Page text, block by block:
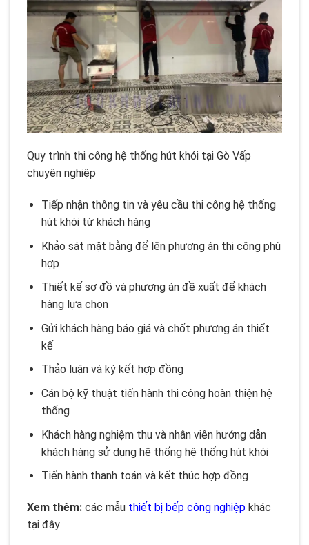
Quy trình thi công hệ thống hút khói tại Gò Vấp
chuyên nghiệp
Tiếp nhận thông tin và yêu cầu thi công hệ thống
hút khói từ khách hàng
Khảo sát mặt bằng để lên phương án thi công phù
hợp
Thiết kế sơ đồ và phương án đề xuất để khách
hàng lựa chọn
Gửi khách hàng báo giá và chốt phương án thiết
kế
Thảo luận và ký kết hợp đồng
Cán bộ kỹ thuật tiến hành thi công hoàn thiện hệ
thống
Khách hàng nghiệm thu và nhân viên hướng dẫn
khách hàng sử dụng hệ thống hệ thống hút khói
Tiến hành thanh toán và kết thúc hợp đồng
Xem thêm: các mẫu thiết bị bếp công nghiệp khác
tại đây